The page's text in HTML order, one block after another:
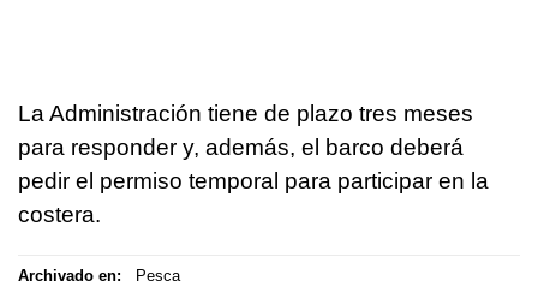
La Administración tiene de plazo tres meses
para responder y, además, el barco deberá
pedir el permiso temporal para participar en la
costera.
Archivado en: Pesca